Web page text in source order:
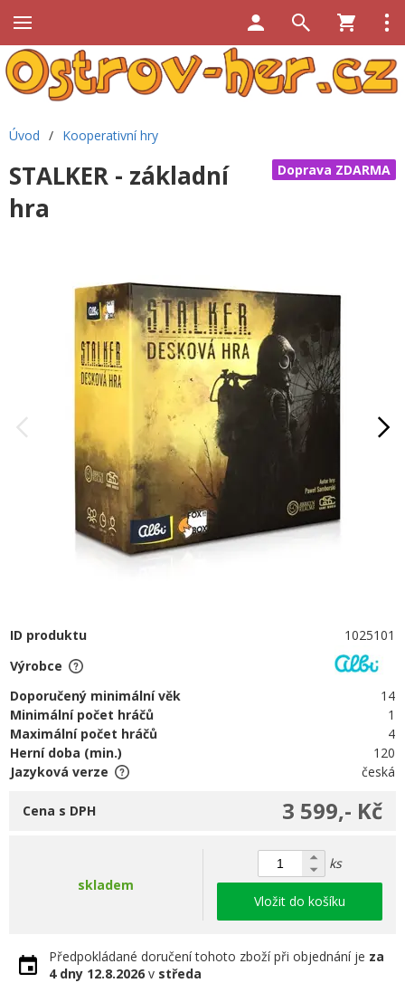
Úvod / Kooperativní hry
Doprava ZDARMA
STALKER - základní
hra
ID produktu
1025101
Výrobce
Doporučený minimální věk
14
Minimální počet hráčů
1
Maximální počet hráčů
4
Herní doba (min.)
120
Jazyková verze
česká
3 599,- Kč
Cena s DPH
skladem
ks
Vložit do košíku
Předpokládané doručení tohoto zboží při objednání je za
4 dny 12.8.2026 v středa